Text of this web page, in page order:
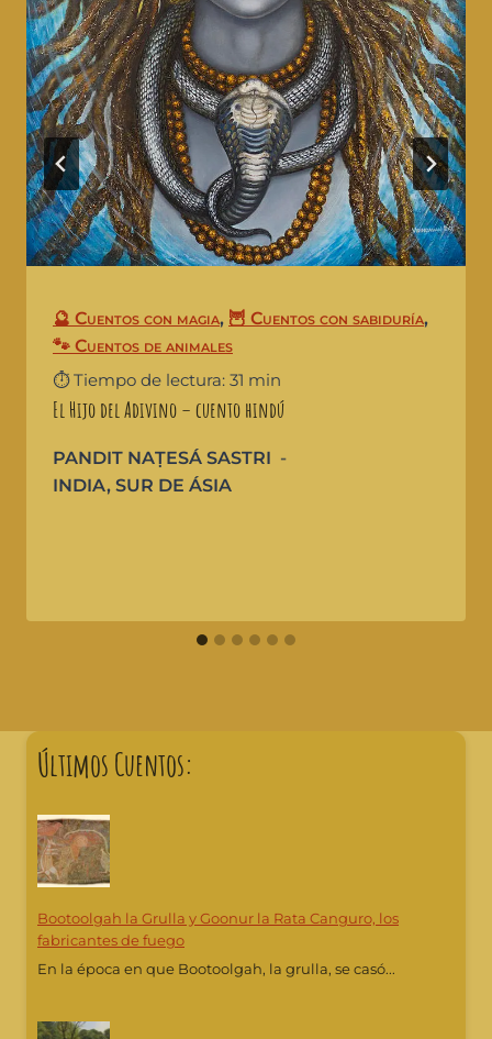
🔮 Cuentos con magia, 🦉 Cuentos con sabiduría,
🐾 Cuentos de animales
⏱️ Tiempo de lectura: 31 min
El Hijo del Adivino – cuento hindú
PANDIT NAṬESÁ SASTRI
INDIA, SUR DE ÁSIA
Últimos Cuentos:
Bootoolgah la Grulla y Goonur la Rata Canguro, los
fabricantes de fuego
En la época en que Bootoolgah, la grulla, se casó...